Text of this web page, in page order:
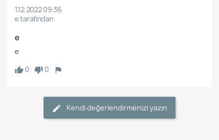
1.12.2022 09:36
e tarafından
e
e
0
0
Kendi değerlendirmenizi yazın